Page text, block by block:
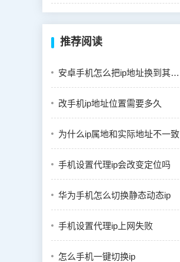
推荐阅读
安卓手机怎么把ip地址换到其他地方
改手机ip地址位置需要多久
为什么ip属地和实际地址不一致
手机设置代理ip会改变定位吗
华为手机怎么切换静态动态ip
手机设置代理ip上网失败
怎么手机一键切换ip